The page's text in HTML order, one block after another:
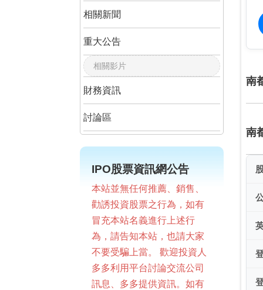
相關新聞
重大公告
相關影片
財務資訊
討論區
IPO股票資訊網公告
本站並無任何推薦、銷售、
勸誘投資股票之行為，如有
冒充本站名義進行上述行
為，請告知本站，也請大家
不要受騙上當。 歡迎投資人
多多利用平台討論交流公司
訊息、多多提供資訊。如有
南
南